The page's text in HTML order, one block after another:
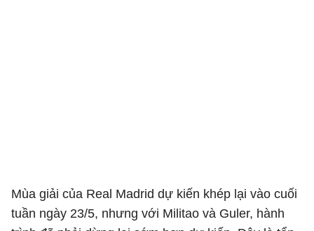
Mùa giải của Real Madrid dự kiến khép lại vào cuối
tuần ngày 23/5, nhưng với Militao và Guler, hành